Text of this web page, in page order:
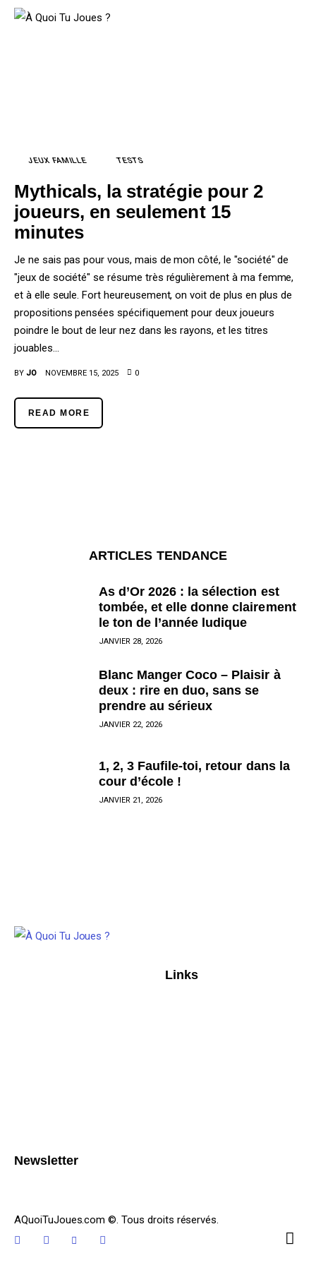
Accueil
Jeux de Société
Tests
Actus
AQTJ, c’est quoi ?
JEUX FAMILLE TESTS
Mythicals, la stratégie pour 2
joueurs, en seulement 15
minutes
Je ne sais pas pour vous, mais de mon côté, le "société" de
"jeux de société" se résume très régulièrement à ma femme,
et à elle seule. Fort heureusement, on voit de plus en plus de
propositions pensées spécifiquement pour deux joueurs
poindre le bout de leur nez dans les rayons, et les titres
jouables…
BY JO NOVEMBRE 15, 2025 0
READ MORE
ARTICLES TENDANCE
As d’Or 2026 : la sélection est
tombée, et elle donne clairement
le ton de l’année ludique
JANVIER 28, 2026
Blanc Manger Coco – Plaisir à
deux : rire en duo, sans se
prendre au sérieux
JANVIER 22, 2026
1, 2, 3 Faufile-toi, retour dans la
cour d’école !
JANVIER 21, 2026
Links
Newsletter
AQuoiTuJoues.com ©. Tous droits réservés.